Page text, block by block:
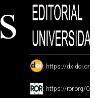
: https://
: https://ror.org/